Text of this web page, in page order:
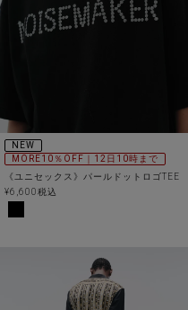
NEW
MORE10％OFF｜12日10時まで
《ユニセックス》パールドットロゴTEE
¥6,600税込